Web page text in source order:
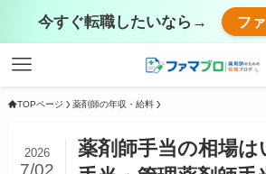
今すぐ転職したいなら→ フ
TOPページ 薬剤師の年収・給料
薬剤師手当の相場
2026
7/02